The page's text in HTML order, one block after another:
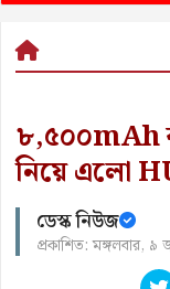
৮,৫০০mAh
নিয়ে এলো
ডেস্ক নিউজ
প্রকাশিত: মঙ্গলবার,